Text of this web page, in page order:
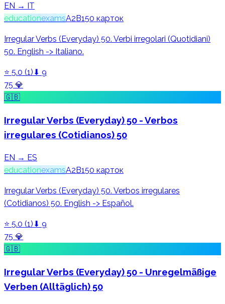
EN → IT
educationexamsA2B150 карток
Irregular Verbs (Everyday) 50. Verbi irregolari (Quotidiani)
50. English -> Italiano.
⭐ 5.0 (1) ⬇ 9
75 💎
🇬🇧
Irregular Verbs (Everyday) 50 - Verbos
irregulares (Cotidianos) 50
EN → ES
educationexamsA2 B150 карток
Irregular Verbs (Everyday) 50. Verbos irregulares
(Cotidianos) 50. English -> Español.
⭐ 5.0 (1) ⬇ 9
75 💎
🇬🇧
Irregular Verbs (Everyday) 50 - Unregelmäßige
Verben (Alltäglich) 50